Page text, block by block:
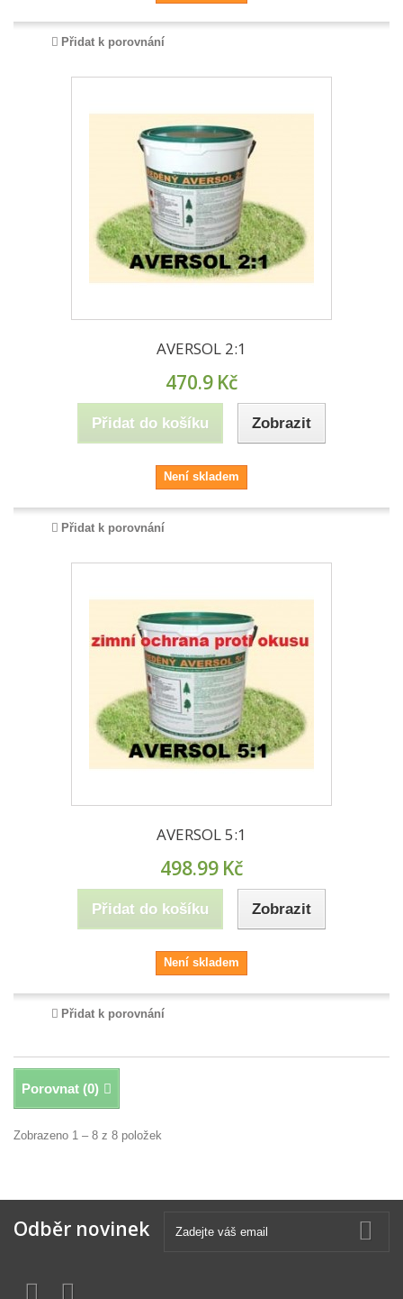
Přidat k porovnání
AVERSOL 2:1
470.9 Kč
Přidat do košíku Zobrazit
Není skladem
Přidat k porovnání
AVERSOL 5:1
498.99 Kč
Přidat do košíku Zobrazit
Není skladem
Přidat k porovnání
Porovnat (0)
Zobrazeno 1 – 8 z 8 položek
Odběr novinek